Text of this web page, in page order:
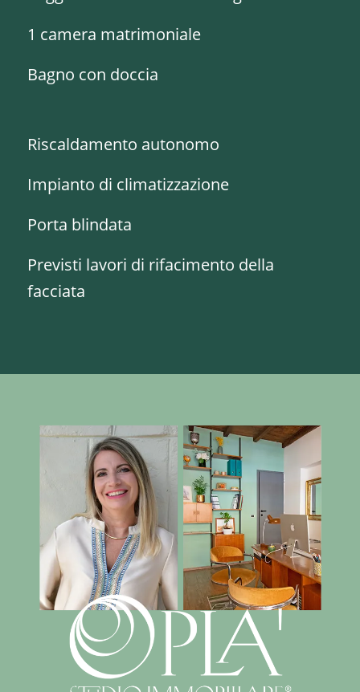
1 camera matrimoniale
Bagno con doccia
Riscaldamento autonomo
Impianto di climatizzazione
Porta blindata
Previsti lavori di rifacimento della
facciata